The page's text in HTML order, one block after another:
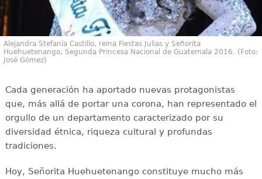
Alejandra Stefanía Castillo, reina Fiestas Julias y Señorita
Huehuetenango, Segunda Princesa Nacional de Guatemala 2016. (Foto:
José Gómez)
Cada generación ha aportado nuevas protagonistas
que, más allá de portar una corona, han representado el
orgullo de un departamento caracterizado por su
diversidad étnica, riqueza cultural y profundas
tradiciones.
Hoy, Señorita Huehuetenango constituye mucho más